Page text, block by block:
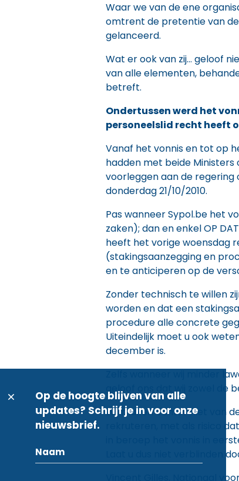
Waar we van de ene
omtrent de pretentie van
gelanceerd.
Wat er ook van zij… geloof
van alle elementen,
betreft.
Ondertussen werd het
personeelslid recht heeft
Vanaf het vonnis en tot op
hadden met beide
voorleggen aan de regering
donderdag 21/10/2010.
Pas wanneer Sypol.be het
zaken); dan en enkel OP
heeft het vorige woensdag
(stakingsaanzegging en
en te anticiperen op de
Zonder technisch te willen
worden en dat een
procedure alle concrete
Uiteindelijk moet u ook
december is.
Zelfs wanneer wij minder
geloof ons dat wij zowel de
Wij maken echter niet van
rekruteren, met als risico
in beroep het vonnis in
Laat u dus niet verblinden
Vincent Gilles, Nationaal
Op de hoogte blijven van alle
updates? Schrijf je in voor onze
nieuwsbrief.